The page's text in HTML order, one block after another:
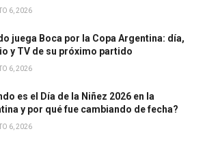
6, 2026
juega Boca por la Copa Argentina: día,
y TV de su próximo partido
6, 2026
es el Día de la Niñez 2026 en la
y por qué fue cambiando de fecha?
6, 2026